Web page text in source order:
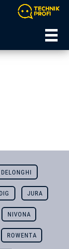
DELONGHI
JURA
NIVONA
ROWENTA